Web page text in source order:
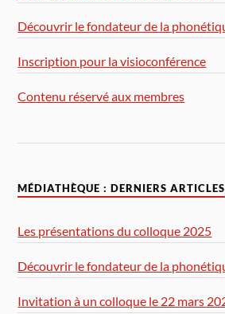
Découvrir le fondateur de la
Inscription pour la visioconférence
Contenu réservé aux membres
MÉDIATHÈQUE : DERNIERS ARTICLES
Les présentations du colloque 2025
Découvrir le fondateur de la
Invitation à un colloque le 22 mars